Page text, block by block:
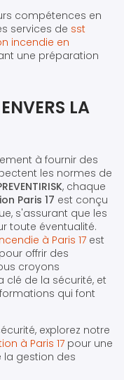
compétences en
services de sst
incendie en
une préparation
LA
à fournir des
les normes de
, chaque
Paris 17 est conçu
s'assurant que les
toute éventualité.
à Paris 17 est
offrir des
croyons
de la sécurité, et
qui font
explorez notre
à Paris 17 pour une
gestion des